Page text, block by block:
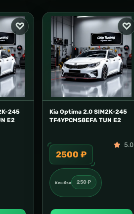
245
E2
Kia Optima 2.0 SIM2K-245
TF4YPCMS8EFA TUN E2
2500 ₽
5.0
Кешбэк 250 ₽